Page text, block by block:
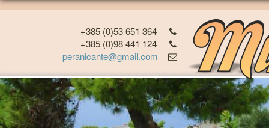
+385 (0)53 651 364
+385 (0)98 441 124
peranicante@gmail.com